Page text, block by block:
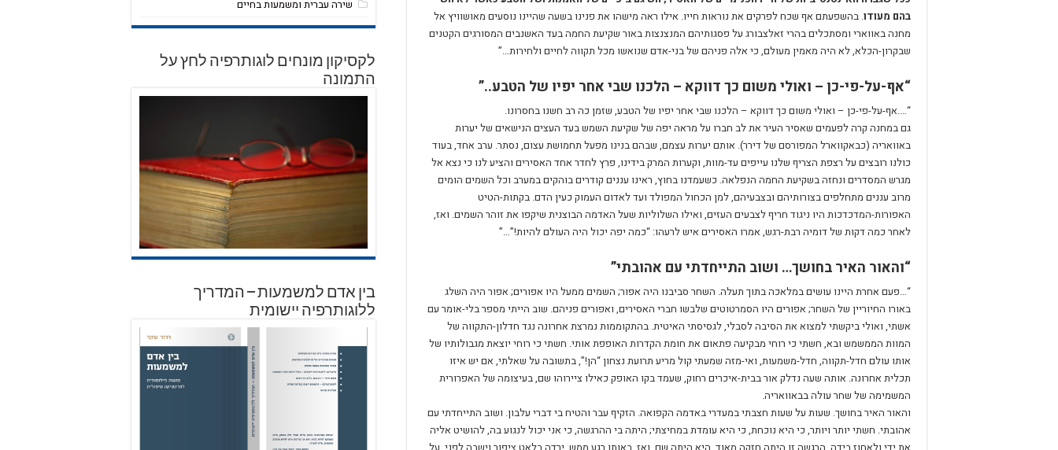
בהם מעודו. בהשפעתם אף שכח לפרקים את נוראות חייו. אילו ראה מישהו את פנינו בשעה שהיינו נוסעים מאושוויץ אל
מחנה באווארי ומסתכלים בהרי זאלצבורג על פסגותיהם המנצנצות באור שקיעת החמה בעד האשנבים המסורגים הקטנים
שבקרון-הכלא, לא היה מאמין מעולם, כי אלה פניהם של בני-אדם שנואשו מכל תקווה לחיים ולחירות…”
“אף-על-פי-כן – ואולי משום כך דווקא – הלכנו שבי אחר יפיו של הטבע..”
“….אף-על-פי-כן – ואולי משום כך דווקא – הלכנו שבי אחר יפיו של הטבע, שזמן כה רב חשנו בחסרונו.
גם במחנה קרה לפעמים שאסיר העיר את לב חברו על מראה יפה של שקיעת השמש בעד העצים הנישאים של יערות
באוואריה (כבאקווארל המפורסם של דירר). אותם יערות עצמם, שבהם בנינו מפעל תחמושת עצום, נסתר. ערב אחד, בעוד
כולנו רובצים על רצפת הצריף שלנו עייפים עד-מוות, וקערות המרק בידינו, פרץ לחדר אחד האסירים והציע לנו כי נצא אל
מגרש המסדרים ונחזה בשקיעת החמה הנפלאה. כשעמדנו בחוץ, ראינו עננים קודרים בוהקים במערב וכל השמים הומים
מרוב עננים מתחלפים בצורותיהם ובצבעיהם, למן הכחול המפולד ועד לאדום העמוק כעין הדם. בקתות-הטיט
האפורות-המדכדכות היו ניגוד חריף לצבעים העזים, ואילו השלוליות שעל האדמה הבוצנית שיקפו את זוהר השמים. ואז,
לאחר כמה דקות של דומיה רבת-רגש, אמרו האסירים איש לרעהו: “כמה יפה יכול היה העולם להיות!”…”
“והאור האיר בחושך… ושוב התייחדתי עם אהובתי”
“…פעם אחרת היינו עושים במלאכה בתוך תעלה. השחר סביבנו היה אפור; השמים ממעל היו אפורים; אפור היה השלג
באורו החיוריין של השחר; אפורים היו הסמרטוטים שלבשו חברי האסירים, ואפורים פניהם. שוב הייתי מספר בלי-אומר עם
אשתי, ואולי ביקשתי למצוא את הסיבה לסבלי, לגסיסתי האיטית. בהתקוממות נמרצת אחרונה נגד חדלון-התקווה של
המוות הממשמש ובא, חשתי כי רוחי מבקיעה פתאום את חומת הקדרות האופפת אותי. חשתי כי רוחי יוצאת מגבולותיו של
אותו עולם חדל-תקווה, חדל-משמעות, ואי-מזה שמעתי קול מריע תרועת נצחון “הן!”, בתשובה על שאלתי, אם יש איזו
תכלית אחרונה. אותה שעה נדלק אור בבית-איכרים רחוק, שעמד בקו האופק כאילו ציירוהו שם, בעיצומה של האפרורית
המשמימה של שחר עולה בבאוואריה.
והאור האיר בחושך. שעות על שעות חצבתי במעדרי באדמה הקפואה. הזקיף עבר והטיח בי דברי עלבון. ושוב התייחדתי עם
אהובתי. חשתי יותר ויותר, כי היא נוכחת, כי היא עומדת במחיצתי; היתה בי ההרגשה, כי אני יכול לנגוע בה, להושיט אליה
שירה עברית ומשמעות בחיים
לקסיקון מונחים לוגותרפיה לחץ על
התמונה
בין אדם למשמעות – המדריך
ללוגותרפיה יישומית